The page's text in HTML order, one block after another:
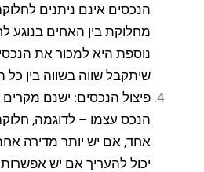
הנכסים אינם ניתנים
מחלוקת בין האחים בנוגע
נוספת היא למכור את
שיתקבל שווה בשווה בין כל
פיצול הנכסים: ישנם
הנכס עצמו – לדוגמה,
אחד, אם יש יותר מדירה
יכול להעריך אם יש